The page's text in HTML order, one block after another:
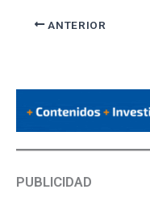
ANTERIOR
PUBLICIDAD